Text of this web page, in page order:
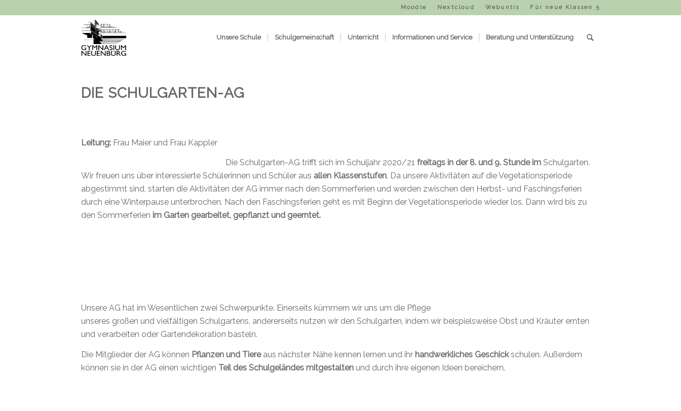
Moodle Nextcloud Webuntis Für neue Klassen 5
Unsere Schule Schulgemeinschaft Unterricht Informationen und Service Beratung und Unterstützung
DIE SCHULGARTEN-AG
Leitung: Frau Maier und Frau Kappler
Die Schulgarten-AG trifft sich im Schuljahr 2020/21 freitags in der 8. und 9. Stunde im Schulgarten.
Wir freuen uns über interessierte Schülerinnen und Schüler aus allen Klassenstufen. Da unsere Aktivitäten auf die Vegetationsperiode
abgestimmt sind, starten die Aktivitäten der AG immer nach den Sommerferien und werden zwischen den Herbst- und Faschingsferien
durch eine Winterpause unterbrochen. Nach den Faschingsferien geht es mit Beginn der Vegetationsperiode wieder los. Dann wird bis zu
den Sommerferien im Garten gearbeitet, gepflanzt und geerntet.
Unsere AG hat im Wesentlichen zwei Schwerpunkte. Einerseits kümmern wir uns um die Pflege
unseres großen und vielfältigen Schulgartens, andererseits nutzen wir den Schulgarten, indem wir beispielsweise Obst und Kräuter ernten
und verarbeiten oder Gartendekoration basteln.
Die Mitglieder der AG können Pflanzen und Tiereaus nächster Nähe kennen lernen und ihr handwerkliches Geschickschulen. Außerdem
können sie in der AG einen wichtigen Teil des Schulgeländes mitgestalten und durch ihre eigenen Ideen bereichern.